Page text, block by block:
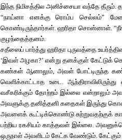
இந்த நிமிசத்தில அனிச்சையா வந்தே தீரும்.
“நாய்னா எனக்கு ரொம்ப செல்லம்”
கொண்டிருந்தார்கள். ஹரிதா சொன்னாள்.
குழந்தைத்தனம்.
சதீஸைப் பார்த்து ஹரிதா புருவத்தை
‘இவள் அழகா?’ என்று தனக்குள் கேட்டுக்
கண்கள் ஆனாலும், அவள் போட்டிருந்த
வெளிக்காட்டாத உடை.
வசீகரிக்கும் தோற்றம் இல்லை என்றாலும்
அவளுக்கு தனித்தனி கதைகள் இருந்து
அவளைக் கூட்டிக்கொண்டு சுற்றுவதற்குக்
பற்றிய ரகசியம் காத்தவள் இல்லை.
ஒருநாள் அவளிடம் கேட்க வேண்டும்.